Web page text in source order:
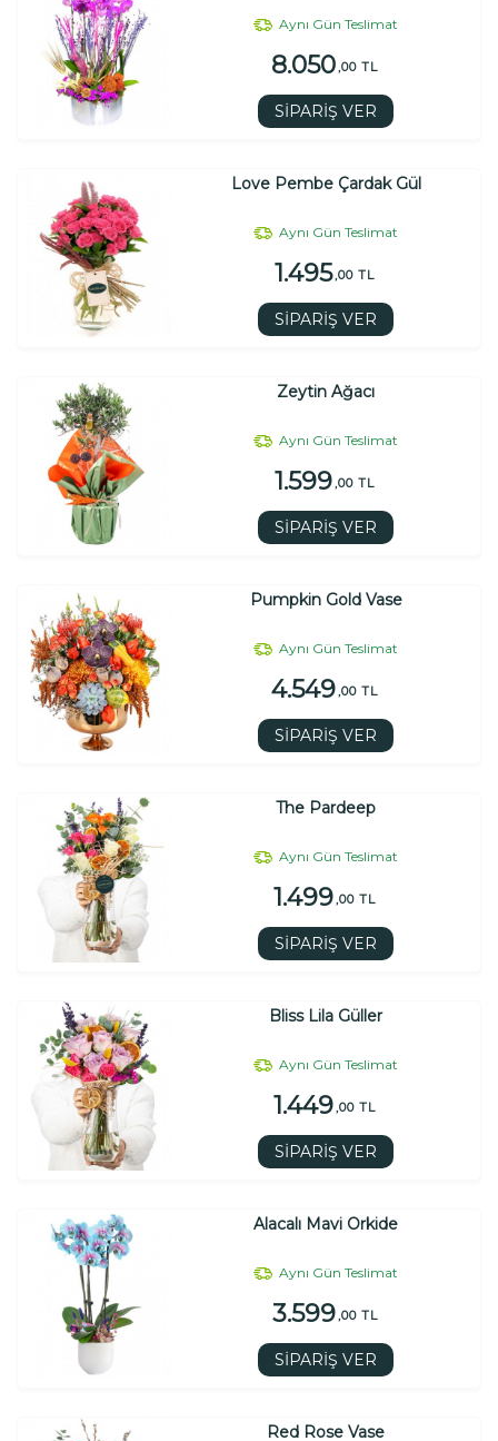
Aynı Gün Teslimat
8.050 ,00 TL
SİPARİŞ VER
Love Pembe Çardak Gül
Aynı Gün Teslimat
1.495,00 TL
SİPARİŞ VER
Zeytin Ağacı
Aynı Gün Teslimat
1.599 ,00 TL
SİPARİŞ VER
Pumpkin Gold Vase
Aynı Gün Teslimat
4.549 ,00 TL
SİPARİŞ VER
The Pardeep
Aynı Gün Teslimat
1.499 ,00 TL
SİPARİŞ VER
Bliss Lila Güller
Aynı Gün Teslimat
1.449 ,00 TL
SİPARİŞ VER
Alacalı Mavi Orkide
Aynı Gün Teslimat
3.599 ,00 TL
SİPARİŞ VER
Red Rose Vase